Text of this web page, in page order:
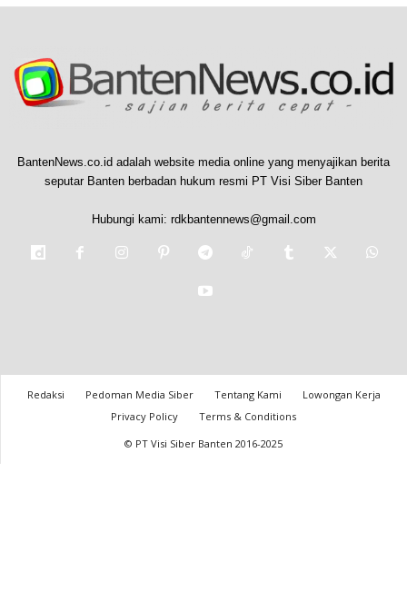
BantenNews.co.id adalah website media online yang menyajikan berita
seputar Banten berbadan hukum resmi PT Visi Siber Banten
Hubungi kami: rdkbantennews@gmail.com
Redaksi Pedoman Media Siber Tentang Kami
Lowongan Kerja
Privacy Policy
Terms & Conditions
© PT Visi Siber Banten 2016-2025